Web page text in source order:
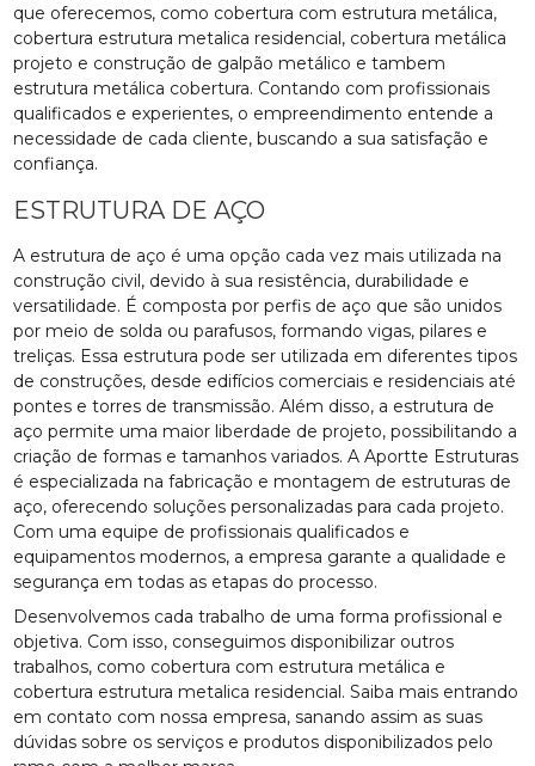
que oferecemos, como cobertura com estrutura metálica,
cobertura estrutura metalica residencial, cobertura metálica
projeto e construção de galpão metálico e tambem
estrutura metálica cobertura. Contando com profissionais
qualificados e experientes, o empreendimento entende a
necessidade de cada cliente, buscando a sua satisfação e
confiança.
ESTRUTURA DE AÇO
A estrutura de aço é uma opção cada vez mais utilizada na
construção civil, devido à sua resistência, durabilidade e
versatilidade. É composta por perfis de aço que são unidos
por meio de solda ou parafusos, formando vigas, pilares e
treliças. Essa estrutura pode ser utilizada em diferentes tipos
de construções, desde edifícios comerciais e residenciais até
pontes e torres de transmissão. Além disso, a estrutura de
aço permite uma maior liberdade de projeto, possibilitando a
criação de formas e tamanhos variados. A Aportte Estruturas
é especializada na fabricação e montagem de estruturas de
aço, oferecendo soluções personalizadas para cada projeto.
Com uma equipe de profissionais qualificados e
equipamentos modernos, a empresa garante a qualidade e
segurança em todas as etapas do processo.
Desenvolvemos cada trabalho de uma forma profissional e
objetiva. Com isso, conseguimos disponibilizar outros
trabalhos, como cobertura com estrutura metálica e
cobertura estrutura metalica residencial. Saiba mais entrando
em contato com nossa empresa, sanando assim as suas
dúvidas sobre os serviços e produtos disponibilizados pelo